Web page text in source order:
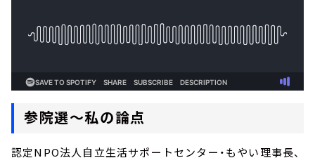
参院選～私の論点
認定NPO法人自立生活サポートセンター・もやい理事長、